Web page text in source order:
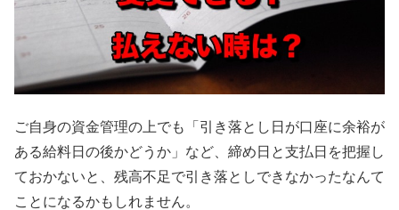
ご自身の資金管理の上でも「引き落とし日が口座に余裕が
ある給料日の後かどうか」など、締め日と支払日を把握し
ておかないと、残高不足で引き落としできなかったなんて
ことになるかもしれません。